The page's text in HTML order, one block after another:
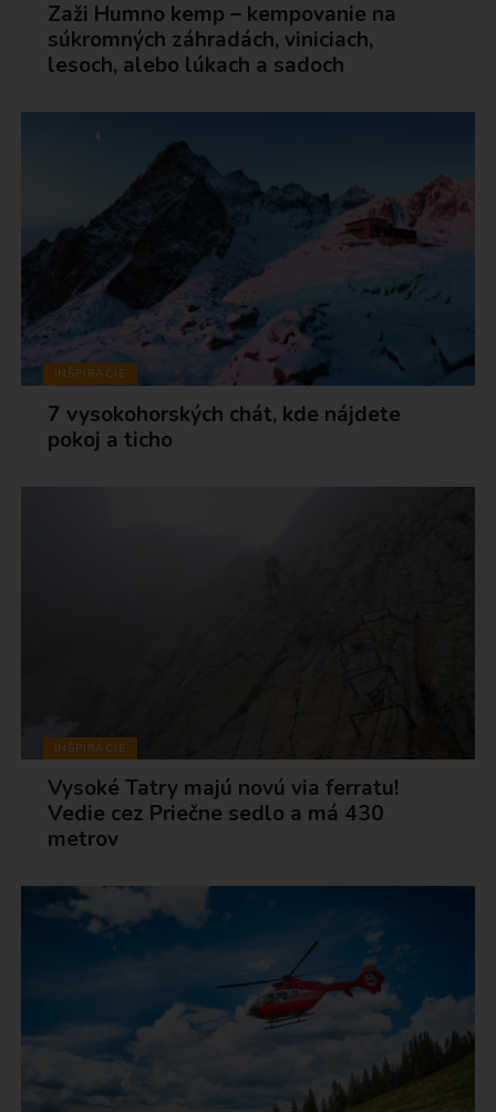
Zaži Humno kemp – kempovanie na
súkromných záhradách, viniciach,
lesoch, alebo lúkach a sadoch
INŠPIRÁCIE
7 vysokohorských chát, kde nájdete
pokoj a ticho
INŠPIRÁCIE
Vysoké Tatry majú novú via ferratu!
Vedie cez Priečne sedlo a má 430
metrov